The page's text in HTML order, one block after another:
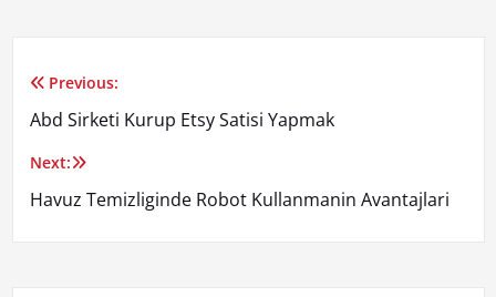
Yazı
gezinmesi
Previous:
Abd Sirketi Kurup Etsy Satisi Yapmak
Next:
Havuz Temizliginde Robot Kullanmanin Avantajlari